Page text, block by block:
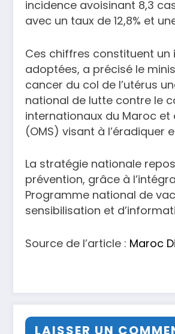
incidence avoisinant 8,3
avec un taux de 12,8% et
Ces chiffres constituent un
adoptées, a précisé le
cancer du col de l’utérus
national de lutte contre le
internationaux du Maroc
(OMS) visant à l’éradiquer
La stratégie nationale
prévention, grâce à
Programme national de
sensibilisation et
Source de l’article : Maroc
LAISSER UN